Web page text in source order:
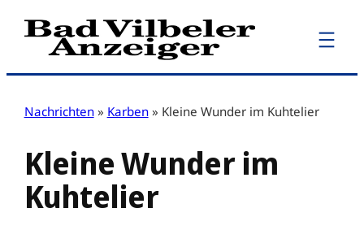
Zum
Inhalt
Nachrichten » Karben » Kleine Wunder im Kuhtelier
Kleine Wunder im
Kuhtelier